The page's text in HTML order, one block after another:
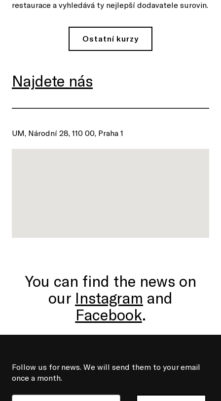
restaurace a vyhledává ty nejlepší dodavatele surovin.
Ostatní kurzy
Najdete nás
UM, Národní 28, 110 00, Praha 1
You can find the news on
our Instagram and
Facebook.
Follow us for news. We will send them to your email
once a month.